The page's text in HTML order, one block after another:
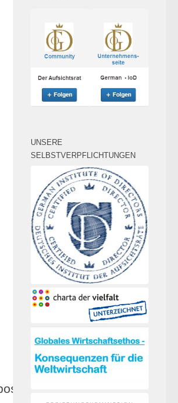
UNSERE
SELBSTVERPFLICHTUNGEN